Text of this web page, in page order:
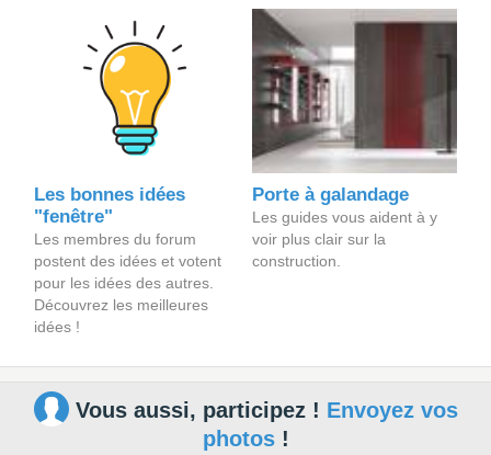
Les bonnes idées
"fenêtre"
Les membres du forum
postent des idées et votent
pour les idées des autres.
Découvrez les meilleures
idées !
Porte à galandage
Les guides vous aident à y
voir plus clair sur la
construction.
Vous aussi, participez ! Envoyez vos
photos!